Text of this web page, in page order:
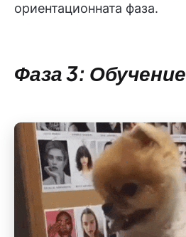
ориентационната фаза.
Фаза 3: Обучение